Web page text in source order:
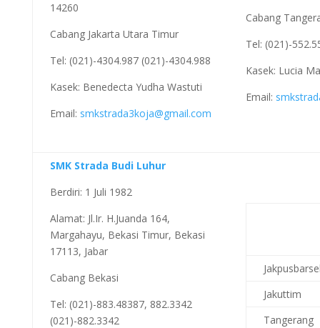
14260
Cabang Jakarta Utara Timur
Tel: (021)-4304.987 (021)-4304.988
Kasek: Benedecta Yudha Wastuti
Email: smkstrada3koja@gmail.com
Cabang
Tel: (021)-
Kasek: Lucia
Email:
SMK Strada Budi Luhur
Berdiri: 1 Juli 1982
Alamat: Jl.Ir. H.Juanda 164,
Margahayu, Bekasi Timur, Bekasi
17113, Jabar
Cabang Bekasi
Tel: (021)-883.48387, 882.3342
(021)-882.3342
Jakuttim
Tangerang